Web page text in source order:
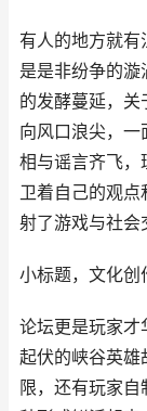
有人的地方就有
是是非纷争的
的发酵蔓延，
向风口浪尖，
相与谣言齐飞，
卫着自己的观
射了游戏与社会
小标题，文化创
论坛更是玩家才
起伏的峡谷英雄
限，还有玩家